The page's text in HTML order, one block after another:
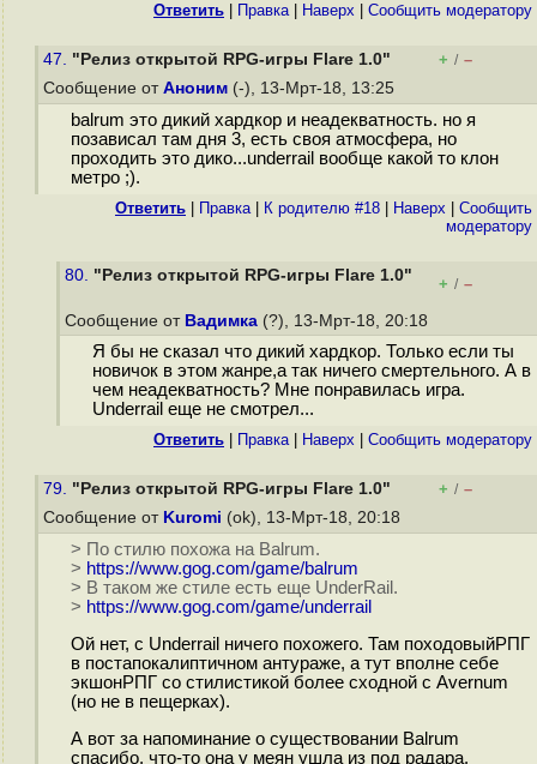
Ответить Правка| Наверх Cообщить модератору
47. "Релиз открытой RPG-игры Flare 1.0" + / –
Сообщение от Аноним (-), 13-Мрт-18, 13:25
balrum это дикий хардкор и неадекватность. но я
позависал там дня 3, есть своя атмосфера, но
проходить это дико...underrail вообще какой то клон
метро ;).
Ответить Правка| К родителю #18 Наверх
Cообщить
модератору
80. "Релиз открытой RPG-игры Flare 1.0" + / –
Сообщение от Вадимка (?), 13-Мрт-18, 20:18
Я бы не сказал что дикий хардкор. Только если ты
новичок в этом жанре,а так ничего смертельного. А в
чем неадекватность? Мне понравилась игра.
Underrail еще не смотрел...
Ответить Правка| Наверх Cообщить модератору
79. "Релиз открытой RPG-игры Flare 1.0" + / –
Сообщение от Kuromi (ok), 13-Мрт-18, 20:18
> По стилю похожа на Balrum.
> https://www.gog.com/game/balrum
> В таком же стиле есть еще UnderRail.
> https://www.gog.com/game/underrail
Ой нет, с Underrail ничего похожего. Там походовыйРПГ
в постапокалиптичном антураже, а тут вполне себе
экшонРПГ со стилистикой более сходной с Avernum
(но не в пещерках).
А вот за напоминание о существовании Balrum
спасибо, что-то она у меян ушла из под радара.